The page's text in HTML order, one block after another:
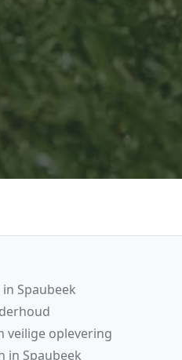
Spaubeek
veilige oplevering
in Spaubeek